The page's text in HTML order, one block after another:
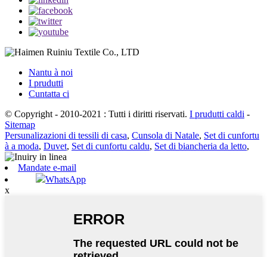
Nantu à noi
I prudutti
Cuntatta ci
© Copyright - 2010-2021 : Tutti i diritti riservati. I prudutti caldi -
Sitemap
Persunalizazioni di tessili di casa, Cunsola di Natale, Set di cunfortu
à a moda, Duvet, Set di cunfortu caldu, Set di biancheria da letto,
Mandate e-mail
WhatsApp
x